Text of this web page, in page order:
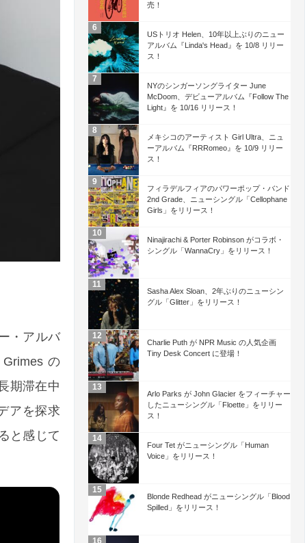
・アルバ
の
期滞在中
アを探求
と感じて
売！
USトリオ Helen、10年以上ぶりのニュー
アルバム『Linda's Head』を 10/8 リリー
ス！
NYのシンガーソングライター June
McDoom、デビューアルバム『Follow The
Light』を 10/16 リリース！
メキシコのアーティスト Girl Ultra、ニュ
ーアルバム『RRRomeo』を 10/9 リリー
ス！
フィラデルフィアのパワーポップ・バンド
2nd Grade、ニューシングル「Cellophane
Girls」をリリース！
Ninajirachi & Porter Robinson がコラボ・
シングル「WannaCry」をリリース！
Sasha Alex Sloan、2年ぶりのニューシン
グル「Glitter」をリリース！
Charlie Puth が NPR Music の人気企画
Tiny Desk Concert に登場！
Arlo Parks が John Glacier をフィーチャー
したニューシングル「Floette」をリリー
ス！
Four Tet がニューシングル「Human
Voice」をリリース！
Blonde Redhead がニューシングル「Blood
Spilled」をリリース！